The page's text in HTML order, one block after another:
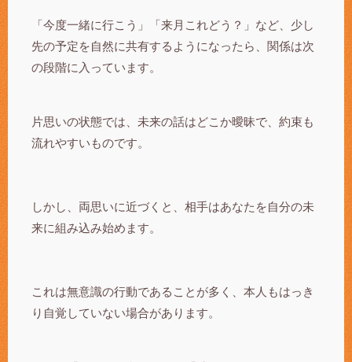
「今度一緒に行こう」「来月これどう？」など、少し
先の予定を自然に共有するようになったら、関係は次
の段階に入っています。
片思いの状態では、未来の話はどこか曖昧で、約束も
流れやすいものです。
しかし、両思いに近づくと、相手はあなたを自分の未
来に組み込み始めます。
これは無意識の行動であることが多く、本人もはっき
り自覚していない場合があります。